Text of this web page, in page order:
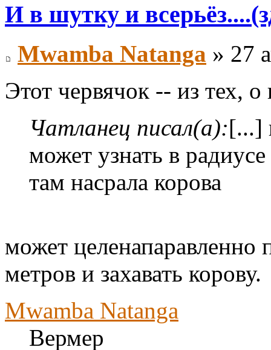
И в шутку и
Mwamba Natanga » 27
Этот червячок -- из тех,
Чатланец писал(а):[...]
может узнать в
там насрала корова
может целенапаравленно
метров и захавать корову.
Mwamba Natanga
Вермер